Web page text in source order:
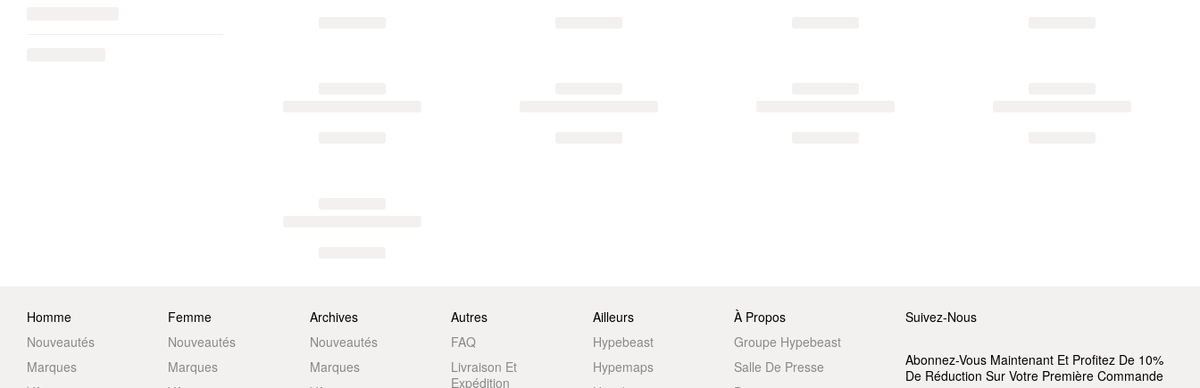
Homme
Nouveautés
Marques
Femme
Nouveautés
Marques
Archives
Nouveautés
Marques
Autres
FAQ
Livraison Et
Expédition
Ailleurs
Hypebeast
Hypemaps
À Propos
Groupe Hypebeast
Salle De Presse
Suivez-Nous
Abonnez-Vous Maintenant Et Profitez De 10%
De Réduction Sur Votre Première Commande